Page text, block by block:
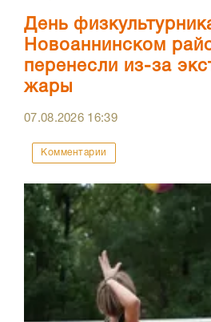
День
Новоаннинском
перенесли из-за
жары
07.08.2026 16:39
Комментарии